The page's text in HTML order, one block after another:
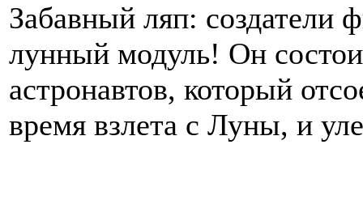
Забавный ляп: создатели
лунный модуль! Он
астронавтов, который
время взлета с Луны, и